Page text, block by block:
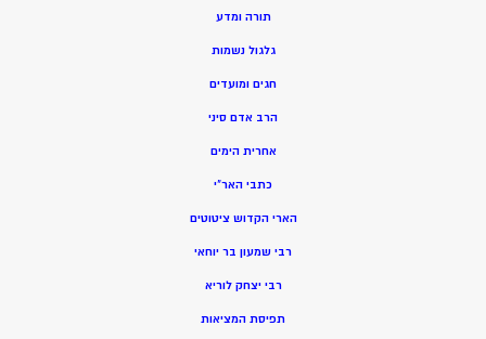
תורה ומדע
גלגול נשמות
חגים ומועדים
הרב אדם סיני
אחרית הימים
כתבי האר”י
הארי הקדוש ציטוטים
רבי שמעון בר יוחאי
רבי יצחק לוריא
תפיסת המציאות